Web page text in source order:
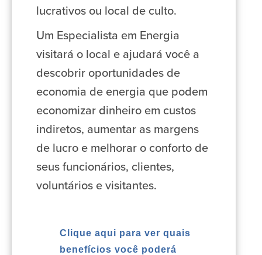
lucrativos ou local de culto.
Um Especialista em Energia
visitará o local e ajudará você a
descobrir oportunidades de
economia de energia que podem
economizar dinheiro em custos
indiretos, aumentar as margens
de lucro e melhorar o conforto de
seus funcionários, clientes,
voluntários e visitantes.
Clique aqui para ver quais
benefícios você poderá